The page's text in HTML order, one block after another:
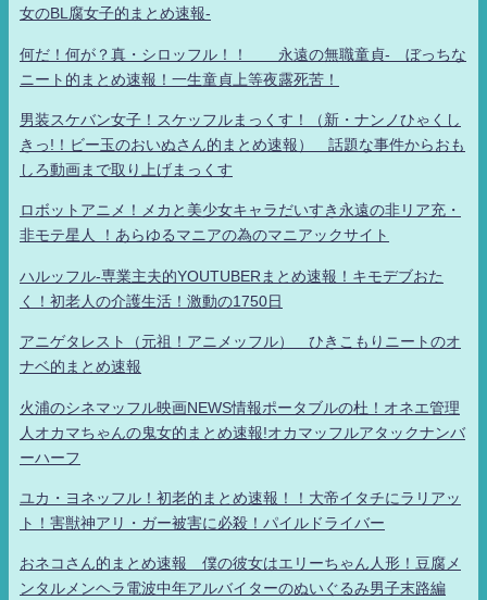
女のBL腐女子的まとめ速報-
何だ！何が？真・シロッフル！！ 永遠の無職童貞- ぼっちな
ニート的まとめ速報！一生童貞上等夜露死苦！
男装スケバン女子！スケッフルまっくす！（新・ナンノひゃくし
きっ!！ビー玉のおいぬさん的まとめ速報） 話題な事件からおも
しろ動画まで取り上げまっくす
ロボットアニメ！メカと美少女キャラだいすき永遠の非リア充・
非モテ星人 ！あらゆるマニアの為のマニアックサイト
ハルッフル-専業主夫的YOUTUBERまとめ速報！キモデブおた
く！初老人の介護生活！激動の1750日
アニゲタレスト（元祖！アニメッフル） ひきこもりニートのオ
ナベ的まとめ速報
火浦のシネマッフル映画NEWS情報ポータブルの杜！オネエ管理
人オカマちゃんの鬼女的まとめ速報!オカマッフルアタックナンバ
ーハーフ
ユカ・ヨネッフル！初老的まとめ速報！！大帝イタチにラリアッ
ト！害獣神アリ・ガー被害に必殺！パイルドライバー
おネコさん的まとめ速報 僕の彼女はエリーちゃん人形！豆腐メ
ンタルメンヘラ電波中年アルバイターのぬいぐるみ男子末路編